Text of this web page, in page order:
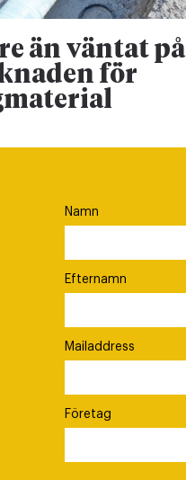
än väntat på
för
Namn
Efternamn
Mailaddress
Företag